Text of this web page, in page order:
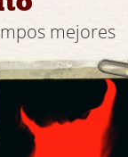
mejores